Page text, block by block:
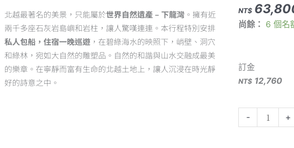
北越最著名的美景，只能屬於世界自然遺產 – 下龍灣。擁有近
兩千多座石灰岩島嶼和岩柱，讓人驚嘆連連。本行程特別安排
私人包船，住宿一晚巡遊，在碧綠海水的映照下，峭壁、洞穴
和綠林，宛如大自然的雕塑品。自然的和諧與山水交融成最美
的樂章。在寧靜而富有生命的北越土地上，讓人沉浸在時光靜
好的詩意之中。
NT$
尚餘： 6 個名
訂金
NT$ 12,760
-
貝
國
園
探
之
+